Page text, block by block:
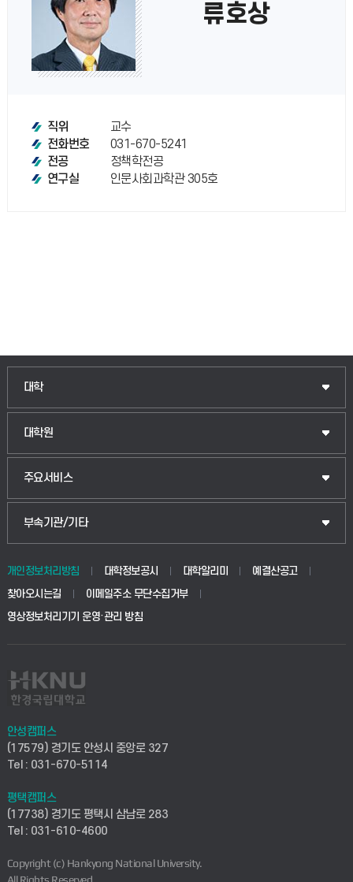
류호상
직위
교수
전화번호
031-670-5241
전공
정책학전공
연구실
인문사회과학관 305호
대학
인문융합공공인재학부
법경영학부
생명공학부
사회안전시스템공학부
컴퓨터응용수학부
ICT로봇기계공학부
전자전기공학부
디자인건축융합학부
대학원
일반대학원
산업대학원
공공정책대학원
교육대학원
주요서비스
입학안내
웹메일
학사시스템(전문학사 및 전공심화)
사이버캠퍼스(전문학사 및 전공심화)
시설바로처리서비스
연구실안전관리시스템
산학연구관리시스템
부속기관/기타
중앙도서관
학생생활관(안성)
산학협력단
취업지원센터
창업지원센터
현장실습지원센터
개인정보처리방침 대학정보공시 대학알리미
예결산공고
찾아오시는길
이메일주소 무단수집거부
영상정보처리기기 운영·관리 방침
안성캠퍼스
(17579) 경기도 안성시 중앙로 327
Tel : 031-670-5114
평택캠퍼스
(17738) 경기도 평택시 삼남로 283
Tel : 031-610-4600
Copyright (c) Hankyong National University.